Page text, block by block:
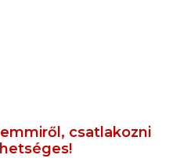
csatlakozni